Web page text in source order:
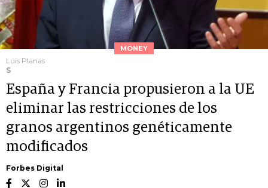
MONEY
Luis Planas
S
España y Francia propusieron a la UE
eliminar las restricciones de los
granos argentinos genéticamente
modificados
Forbes Digital